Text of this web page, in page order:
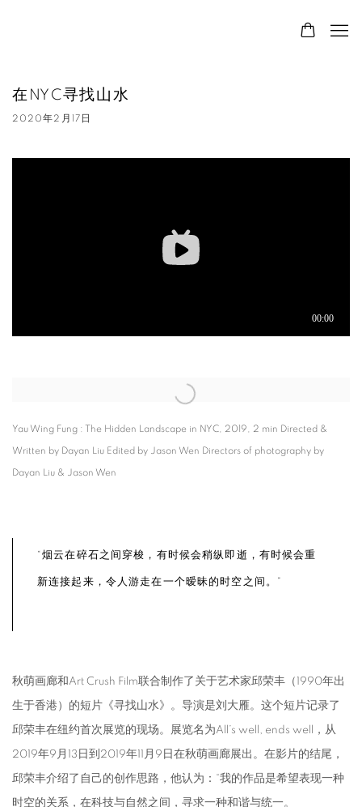
在NYC寻找山水
2020年2月17日
Open a larger version of the following image in a popup:
Yau Wing Fung : The Hidden Landscape in NYC, 2019, 2 min Directed &
Written by Dayan Liu Edited by Jason Wen Directors of photography by
Dayan Liu & Jason Wen
“烟云在碎石之间穿梭，有时候会稍纵即逝，有时候会重
新连接起来，令人游走在一个暧昧的时空之间。”
秋萌画廊和Art Crush Film联合制作了关于艺术家邱荣丰（1990年出
生于香港）的短片《寻找山水》。导演是刘大雁。这个短片记录了
邱荣丰在纽约首次展览的现场。展览名为All’s well, ends well，从
2019年9月13日到2019年11月9日在秋萌画廊展出。在影片的结尾，
邱荣丰介绍了自己的创作思路，他认为：“我的作品是希望表现一种
时空的关系，在科技与自然之间，寻求一种和谐与统一。